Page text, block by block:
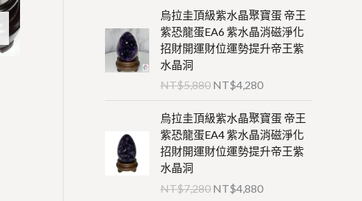
$
4
,
8
0
。
$
2
,
8
0
。
烏拉圭頂級紫水晶聚寶蛋 帝王
紫恐龍蛋EA6 紫水晶消磁淨化
招財開運財位運勢提升帝王紫
水晶洞
NT$5,880
原
始
價
格
N
$
5
,
8
NT$4,280
目
前
價
格
N
$
4
,
8
烏拉圭頂級紫水晶聚寶蛋 帝王
紫恐龍蛋EA4 紫水晶消磁淨化
招財開運財位運勢提升帝王紫
水晶洞
NT$7,280
原
始
價
格
N
NT$4,880
目
前
價
格
N